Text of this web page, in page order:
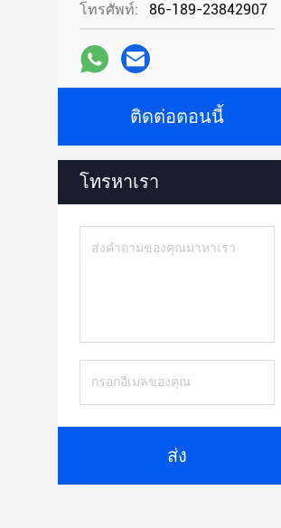
โทรศัพท์: 86-189-23842907
ติดต่อตอนนี้
โทรหาเรา
ส่ง